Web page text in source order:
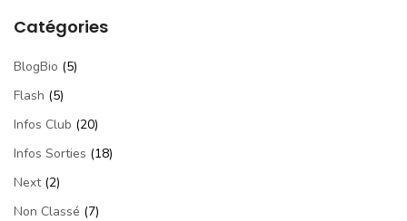
Catégories
BlogBio (5)
Flash (5)
Infos Club (20)
Infos Sorties (18)
Next(2)
Non Classé (7)